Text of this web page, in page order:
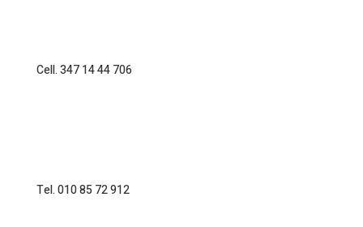
Cell. 347 14 44 706
Tel. 010 85 72 912